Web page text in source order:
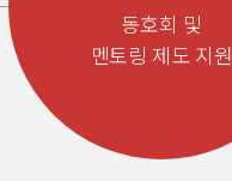
동호회 및
멘토링 제도 지원